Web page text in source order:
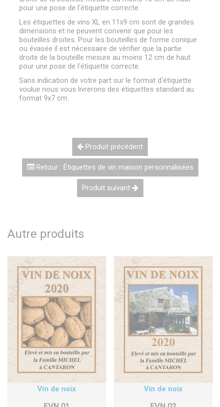
pour une pose de l'étiquette correcte.
Les étiquettes de vins XL en 11x9 cm sont de grandes
dimensions et ne peuvent convenir que pour les
bouteilles droites. Pour les bouteilles de forme conique
ou évasée il est nécessaire de vérifier que la partie
droite de la bouteille mesure au moins 12 cm de haut
pour une pose de l'étiquette correcte.
Sans indication de votre part sur le format d'étiquette
voulue nous vous livrerons des étiquettes standard au
format 9x7 cm.
Produit précédent
Retour : Étiquettes de vin maison personnalisées
Produit suivant
Autre produits
Vin de noix Vin de noix